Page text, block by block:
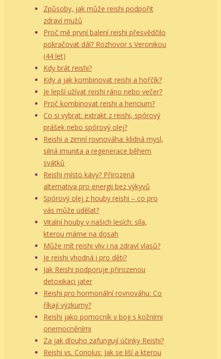
Způsoby, jak může reishi podpořit
zdraví mužů
Proč mě první balení reishi přesvědčilo
pokračovat dál? Rozhovor s Veronikou
(44 let)
Kdy brát reishi?
Kdy a jak kombinovat reishi a hořčík?
Je lepší užívat reishi ráno nebo večer?
Proč kombinovat reishi a hericium?
Co si vybrat: extrakt z reishi, spórový
prášek nebo spórový olej?
Reishi a zimní rovnováha: klidná mysl,
silná imunita a regenerace během
svátků
Reishi místo kávy? Přirozená
alternativa pro energii bez výkyvů
Spórový olej z houby reishi – co pro
vás může udělat?
Vitalní houby v našich lesích: síla,
kterou máme na dosah
Může mít reishi vliv i na zdraví vlasů?
Je reishi vhodná i pro děti?
Jak Reishi podporuje přirozenou
detoxikaci jater
Reishi pro hormonální rovnováhu: Co
říkají výzkumy?
Reishi jako pomocník v boji s kožními
onemocněními
Za jak dlouho zafungují účinky Reishi?
Reishi vs. Coriolus: Jak se liší a kterou